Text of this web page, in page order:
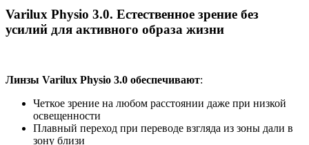
Varilux Physio 3.0. Естественное зрение без
усилий для активного образа жизни
Линзы Varilux Physio 3.0 обеспечивают:
Четкое зрение на любом расстоянии даже при низкой
освещенности
Плавный переход при переводе взгляда из зоны дали в
зону близи